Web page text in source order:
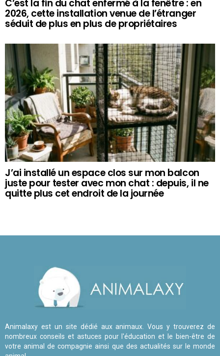
C’est la fin du chat enfermé à la fenêtre : en
2026, cette installation venue de l’étranger
séduit de plus en plus de propriétaires
J’ai installé un espace clos sur mon balcon
juste pour tester avec mon chat : depuis, il ne
quitte plus cet endroit de la journée
Animalaxy est un site dédié aux animaux. Vous y trouverez de
nombreux conseils et astuces pour l'éducation et le bien-être de
votre animal de compagnie ainsi que des actualités sur le monde